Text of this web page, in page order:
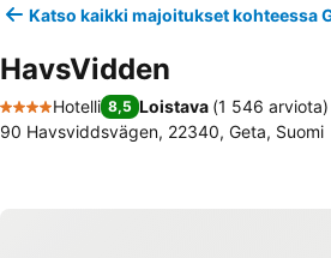
Katso kaikki majoitukset kohteessa
HavsVidden
4 Tähtiluokitus
Hotelli 8,5 Loistava (1 546 arviota)
90 Havsviddsvägen, 22340, Geta, Suomi